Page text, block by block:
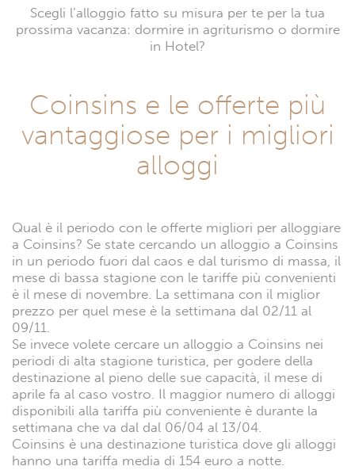
Scegli l’alloggio fatto su misura per te per la tua
prossima vacanza: dormire in agriturismo o dormire
in Hotel?
Coinsins e le offerte più
vantaggiose per i migliori
alloggi
Qual è il periodo con le offerte migliori per alloggiare
a Coinsins? Se state cercando un alloggio a Coinsins
in un periodo fuori dal caos e dal turismo di massa, il
mese di bassa stagione con le tariffe più convenienti
è il mese di novembre. La settimana con il miglior
prezzo per quel mese è la settimana dal 02/11 al
09/11.
Se invece volete cercare un alloggio a Coinsins nei
periodi di alta stagione turistica, per godere della
destinazione al pieno delle sue capacità, il mese di
aprile fa al caso vostro. Il maggior numero di alloggi
disponibili alla tariffa più conveniente è durante la
settimana che va dal dal 06/04 al 13/04.
Coinsins è una destinazione turistica dove gli alloggi
hanno una tariffa media di 154 euro a notte.